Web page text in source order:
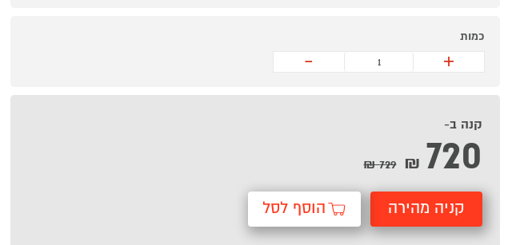
כמות
+
-
קנה ב-
720
₪
729 ₪
קניה מהירה הוסף לסל